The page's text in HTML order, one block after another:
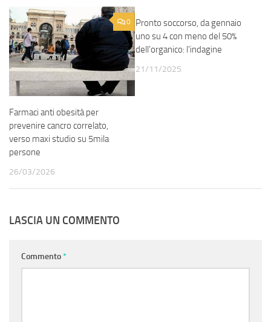
0
Farmaci anti obesità per
prevenire cancro correlato,
verso maxi studio su 5mila
persone
26/03/2026
Pronto soccorso, da gennaio
uno su 4 con meno del 50%
dell’organico: l’indagine
21/11/2025
LASCIA UN COMMENTO
Commento*